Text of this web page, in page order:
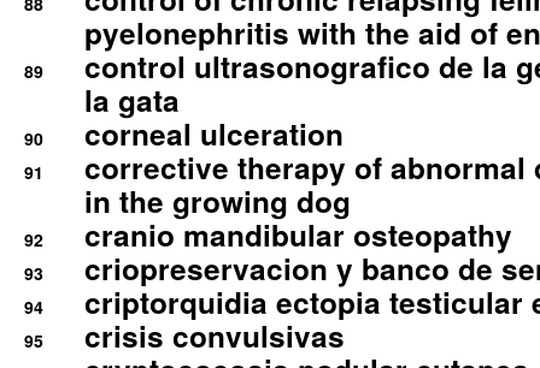
pyelonephritis with the aid of
89
control ultrasonografico de la
la gata
90 corneal ulceration
91
corrective therapy of abnormal
in the growing dog
92 cranio mandibular osteopathy
93 criopreservacion y banco de
94 criptorquidia ectopia testicular
95 crisis convulsivas